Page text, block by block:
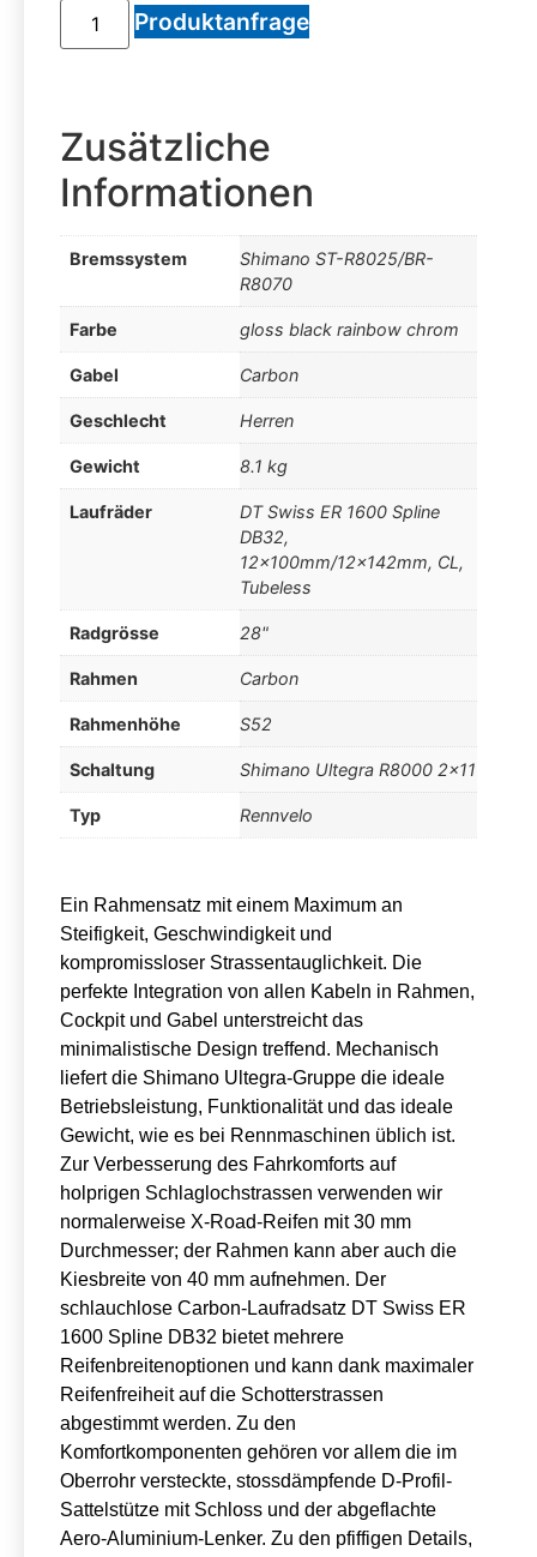
Produktanfrage
Zusätzliche
Informationen
Bremssystem
Shimano ST-R8025/BR-
R8070
Farbe gloss black rainbow chrom
Gabel Carbon
Geschlecht Herren
Gewicht 8.1 kg
Laufräder
DT Swiss ER 1600 Spline
DB32,
12x100mm/12x142mm, CL,
Tubeless
Radgrösse 28"
Rahmen Carbon
Rahmenhöhe S52
Schaltung Shimano Ultegra R8000 2×11
Typ Rennvelo
Ein Rahmensatz mit einem Maximum an
Steifigkeit, Geschwindigkeit und
kompromissloser Strassentauglichkeit. Die
perfekte Integration von allen Kabeln in Rahmen,
Cockpit und Gabel unterstreicht das
minimalistische Design treffend. Mechanisch
liefert die Shimano Ultegra-Gruppe die ideale
Betriebsleistung, Funktionalität und das ideale
Gewicht, wie es bei Rennmaschinen üblich ist.
Zur Verbesserung des Fahrkomforts auf
holprigen Schlaglochstrassen verwenden wir
normalerweise X-Road-Reifen mit 30 mm
Durchmesser; der Rahmen kann aber auch die
Kiesbreite von 40 mm aufnehmen. Der
schlauchlose Carbon-Laufradsatz DT Swiss ER
1600 Spline DB32 bietet mehrere
Reifenbreitenoptionen und kann dank maximaler
Reifenfreiheit auf die Schotterstrassen
abgestimmt werden. Zu den
Komfortkomponenten gehören vor allem die im
Oberrohr versteckte, stossdämpfende D-Profil-
Sattelstütze mit Schloss und der abgeflachte
Aero-Aluminium-Lenker. Zu den pfiffigen Details,